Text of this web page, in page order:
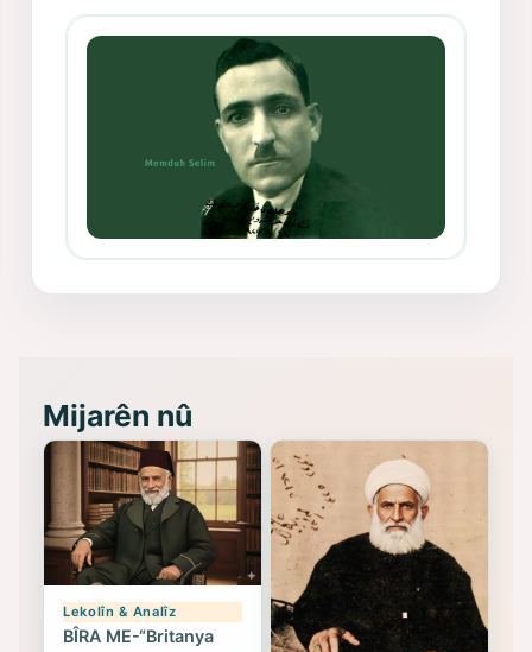
(Hoybun)’un Kuruluş Çalışmaları- 8
Mijarên nû
Lekolîn & Analîz
BÎRA ME-“Britanya